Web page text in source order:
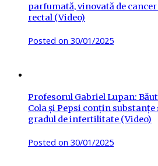
parfumată, vinovată de
rectal (Video)
Posted on 30/01/2025
Profesorul Gabriel Lupan:
Cola și Pepsi conțin
gradul de infertilitate (Video)
Posted on 30/01/2025